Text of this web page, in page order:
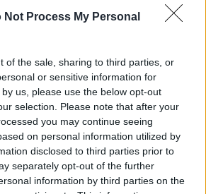
Not Process My Personal
of the sale, sharing to third parties, or
or sensitive information for
us, please use the below opt-out
selection. Please note that after your
you may continue seeing
on personal information utilized by
disclosed to third parties prior to
separately opt-out of the further
information by third parties on the